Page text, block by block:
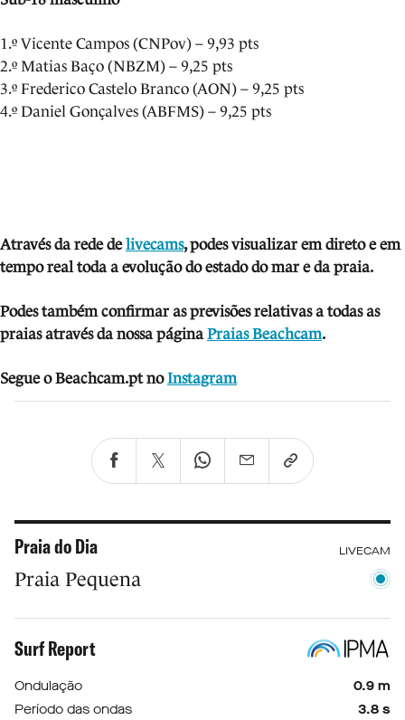
1.º Vicente Campos (CNPov) – 9,93 pts
2.º Matias Baço (NBZM) – 9,25 pts
3.º Frederico Castelo Branco (AON) – 9,25 pts
4.º Daniel Gonçalves (ABFMS) – 9,25 pts
Através da rede delivecams, podes visualizar em direto e em
tempo real toda a evolução do estado do mar e da praia.
Podes também confirmar as previsões relativas a todas as
praias através da nossa páginaPraias Beachcam.
Segue o Beachcam.pt no Instagram
Praia do Dia LIVECAM
Praia Pequena
Surf Report
Ondulação
0.9 m
Período das ondas
3.8 s